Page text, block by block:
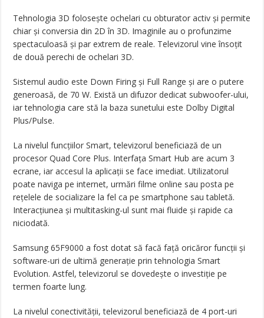
Tehnologia 3D folosește ochelari cu obturator activ și permite
chiar și conversia din 2D în 3D. Imaginile au o profunzime
spectaculoasă și par extrem de reale. Televizorul vine însoțit
de două perechi de ochelari 3D.
Sistemul audio este Down Firing și Full Range și are o putere
generoasă, de 70 W. Există un difuzor dedicat subwoofer-ului,
iar tehnologia care stă la baza sunetului este Dolby Digital
Plus/Pulse.
La nivelul funcțiilor Smart, televizorul beneficiază de un
procesor Quad Core Plus. Interfața Smart Hub are acum 3
ecrane, iar accesul la aplicații se face imediat. Utilizatorul
poate naviga pe internet, urmări filme online sau posta pe
rețelele de socializare la fel ca pe smartphone sau tabletă.
Interacțiunea și multitasking-ul sunt mai fluide și rapide ca
niciodată.
Samsung 65F9000 a fost dotat să facă față oricăror funcții și
software-uri de ultimă generație prin tehnologia Smart
Evolution. Astfel, televizorul se dovedește o investiție pe
termen foarte lung.
La nivelul conectivității, televizorul beneficiază de 4 port-uri